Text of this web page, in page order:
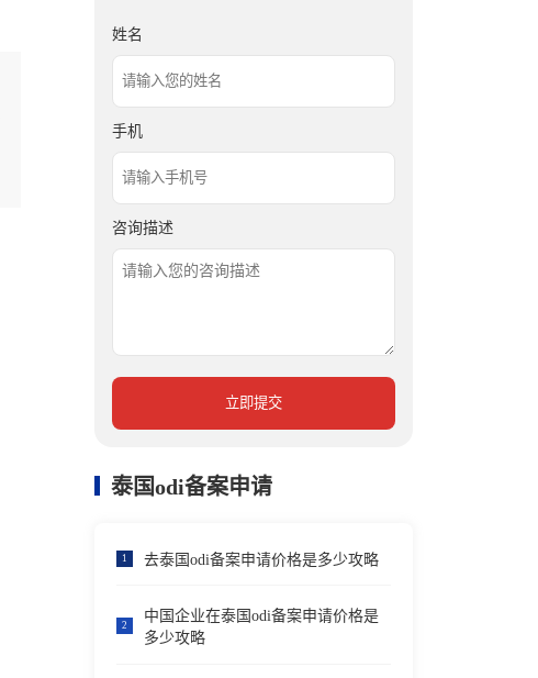
姓名
手机
咨询描述
立即提交
泰国odi备案申请
1 去泰国odi备案申请价格是多少攻略
2
中国企业在泰国odi备案申请价格是
多少攻略